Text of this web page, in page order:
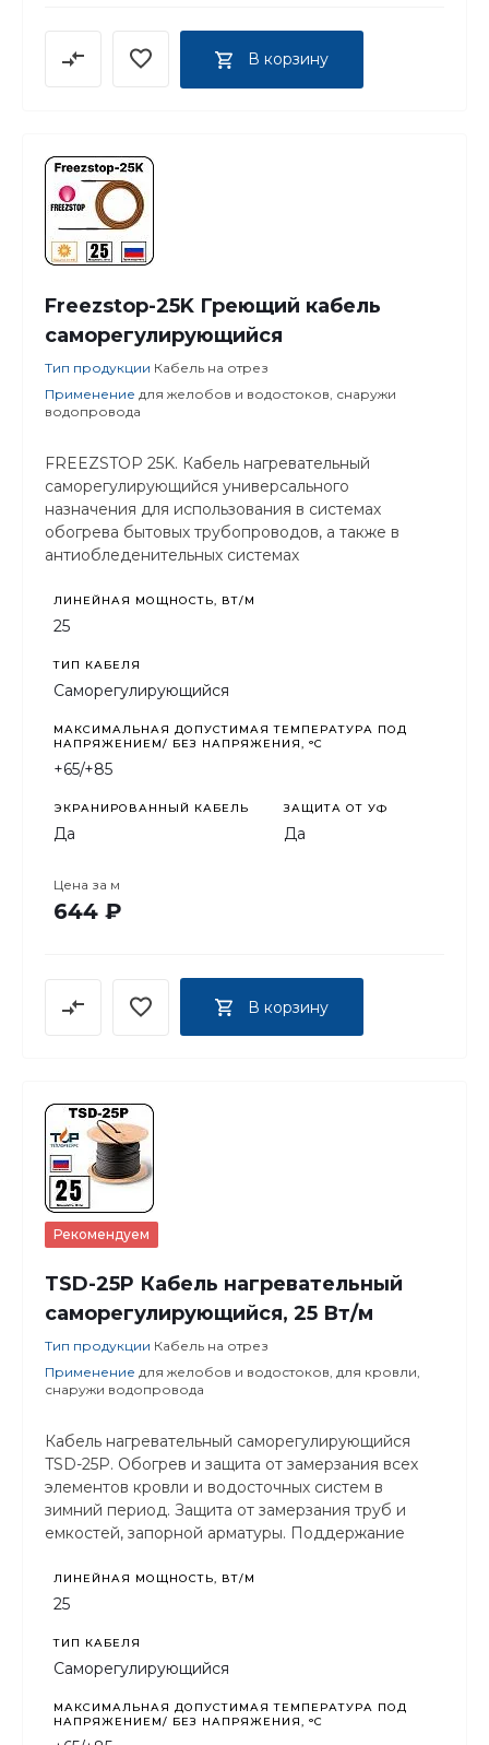
В корзину
Freezstop-25K Греющий кабель
саморегулирующийся
Тип продукции Кабель на отрез
Применение для желобов и водостоков, снаружи
водопровода
FREEZSTOP 25K. Кабель нагревательный
саморегулирующийся универсального
назначения для использования в системах
обогрева бытовых трубопроводов, а также в
антиобледенительных системах
ЛИНЕЙНАЯ МОЩНОСТЬ, ВТ/М
25
ТИП КАБЕЛЯ
Саморегулирующийся
МАКСИМАЛЬНАЯ ДОПУСТИМАЯ ТЕМПЕРАТУРА ПОД
НАПРЯЖЕНИЕМ/ БЕЗ НАПРЯЖЕНИЯ, °C
+65/+85
ЭКРАНИРОВАННЫЙ КАБЕЛЬ
Да
ЗАЩИТА ОТ УФ
Да
Цена за м
644 ₽
В корзину
Рекомендуем
TSD-25P Кабель нагревательный
саморегулирующийся, 25 Вт/м
Тип продукции Кабель на отрез
Применение для желобов и водостоков, для кровли,
снаружи водопровода
Кабель нагревательный саморегулирующийся
TSD-25P. Обогрев и защита от замерзания всех
элементов кровли и водосточных систем в
зимний период. Защита от замерзания труб и
емкостей, запорной арматуры. Поддержание
резервуарах в безопасной зоне.
ЛИНЕЙНАЯ МОЩНОСТЬ, ВТ/М
25
ТИП КАБЕЛЯ
Саморегулирующийся
МАКСИМАЛЬНАЯ ДОПУСТИМАЯ ТЕМПЕРАТУРА ПОД
НАПРЯЖЕНИЕМ/ БЕЗ НАПРЯЖЕНИЯ, °C